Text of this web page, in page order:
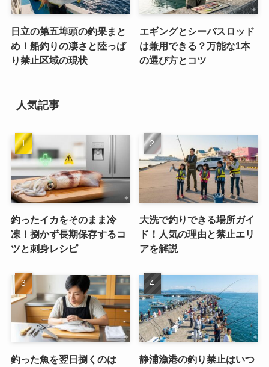
日立の第五埠頭の釣果まと
め！船釣りの凄さと陸っぱ
り禁止区域の現状
エギングとシーバスロッド
は兼用できる？万能な1本
の選び方とコツ
人気記事
釣ったイカをそのまま冷
凍！捌かず長期保存するコ
ツと刺身レシピ
大洗で釣りできる場所ガイ
ド！人気の理由と禁止エリ
アを解説
釣った魚を翌日捌くのは
静浦漁港の釣り禁止はいつ